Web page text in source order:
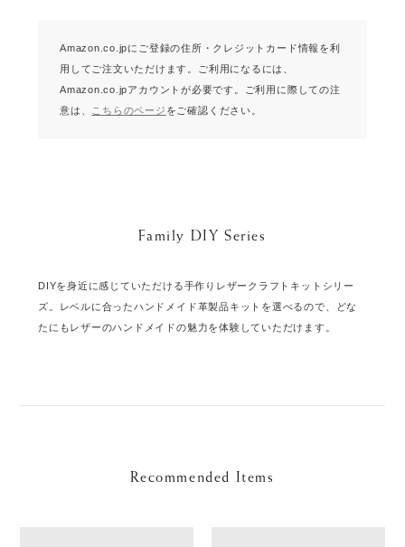
Amazon.co.jpにご登録の住所・クレジットカード情報を利
用してご注文いただけます。
ご利用になるには、
Amazon.co.jpアカウントが必要です。
ご利用に際しての注
意は、
こちらのページ をご確認ください。
Family DIY Series
DIYを身近に感じていただける手作りレザークラフトキットシリー
ズ。レベルに合ったハンドメイド革製品キットを選べるので、どな
たにもレザーのハンドメイドの魅力を体験していただけます。
Recommended Items